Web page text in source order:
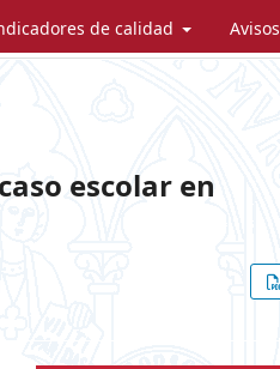
de calidad Avisos
escolar en